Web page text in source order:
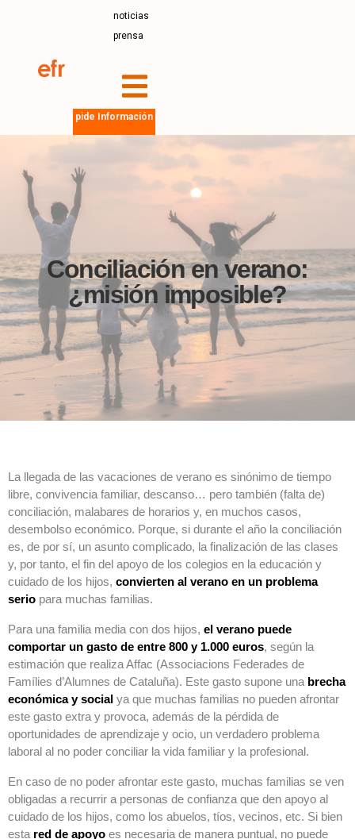
noticias
prensa
pide Información
Conciliación en verano:
¿misión imposible?
La llegada de las vacaciones de verano es sinónimo de tiempo
libre, convivencia familiar, descanso… pero también (falta de)
conciliación, malabares de horarios y, en muchos casos,
desembolso económico. Porque, si durante el año la conciliación
es, de por sí, un asunto complicado, la finalización de las clases
y, por tanto, el fin del apoyo de los colegios en la educación y
cuidado de los hijos, convierten al verano en un problema
serio para muchas familias.
Para una familia media con dos hijos, el verano puede
comportar un gasto de entre 800 y 1.000 euros, según la
estimación que realiza Affac (Associacions Federades de
Famílies d’Alumnes de Cataluña). Este gasto supone una brecha
económica y social ya que muchas familias no pueden afrontar
este gasto extra y provoca, además de la pérdida de
oportunidades de aprendizaje y ocio, un verdadero problema
laboral al no poder conciliar la vida familiar y la profesional.
En caso de no poder afrontar este gasto, muchas familias se ven
obligadas a recurrir a personas de confianza que den apoyo al
cuidado de los hijos, como los abuelos, tíos, vecinos, etc. Si bien
esta red de apoyo es necesaria de manera puntual, no puede